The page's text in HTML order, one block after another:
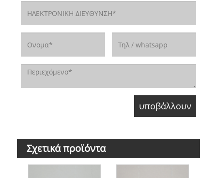
Σχετικά προϊόντα